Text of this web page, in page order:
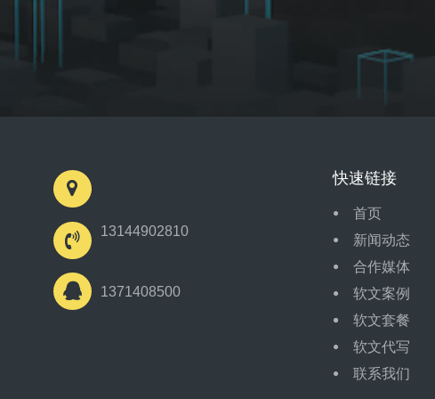
13144902810
1371408500
快速链接
首页
新闻动态
合作媒体
软文案例
软文套餐
软文代写
联系我们